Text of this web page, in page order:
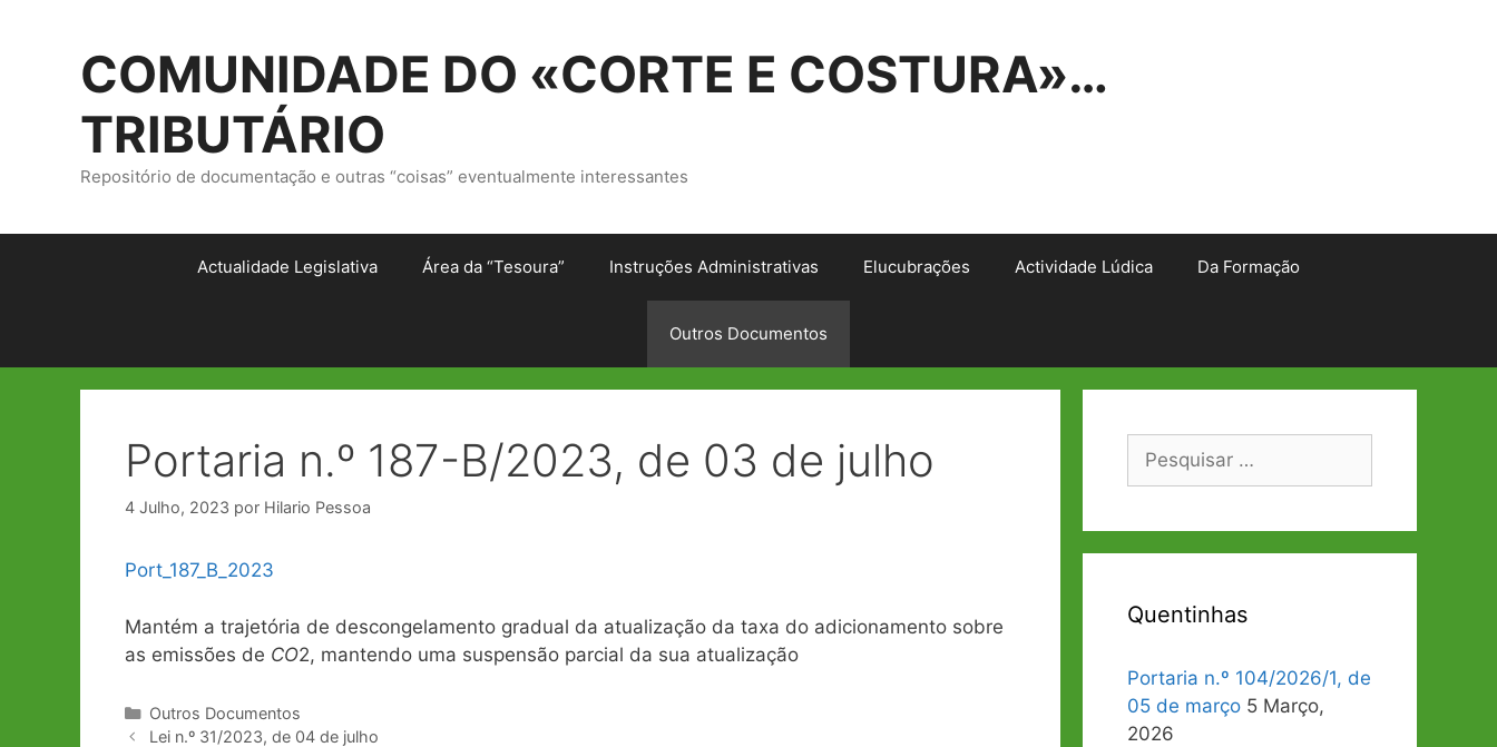
COMUNIDADE DO «CORTE E COSTURA»…
TRIBUTÁRIO
Repositório de documentação e outras “coisas” eventualmente interessantes
Actualidade Legislativa Área da “Tesoura” Instruções Administrativas Elucubrações Actividade Lúdica Da Formação
Outros Documentos
Portaria n.º 187-B/2023, de 03 de julho
4 Julho, 2023 por Hilario Pessoa
Port_187_B_2023
Mantém a trajetória de descongelamento gradual da atualização da taxa do adicionamento sobre
as emissões de CO2, mantendo uma suspensão parcial da sua atualização
Categorias
Outros Documentos
Navegação
Lei n.º 31/2023, de 04 de julho
Pesquisar
Quentinhas
Portaria n.º 104/2026/1, de
05 de março 5 Março,
2026